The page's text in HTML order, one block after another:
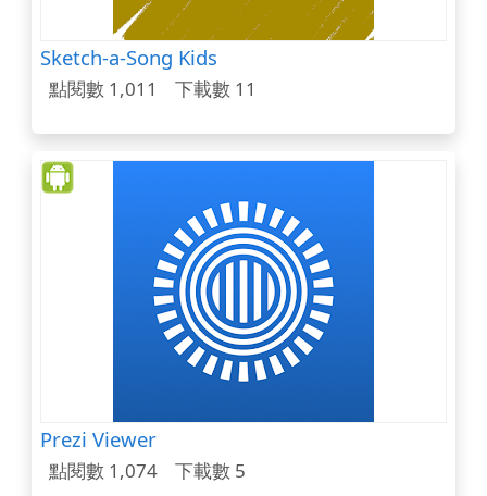
Sketch-a-Song Kids
點閱數 1,011 下載數 11
Prezi Viewer
點閱數 1,074 下載數 5